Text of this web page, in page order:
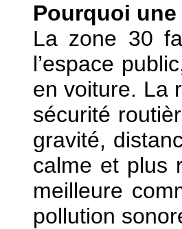
Pourquoi une
La zone 30
l’espace
en voiture. La
sécurité
gravité,
calme et plus
meilleure
pollution